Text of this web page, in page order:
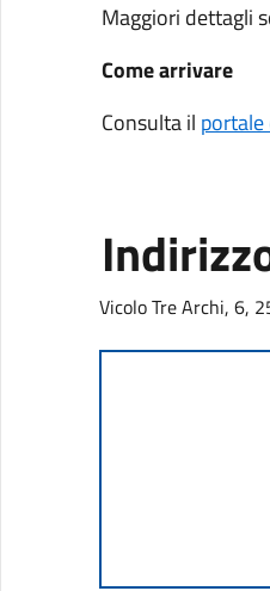
Maggiori dettagli
Come arrivare
Consulta il
Vicolo Tre Archi, 6,